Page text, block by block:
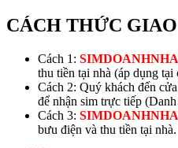
CÁCH THỨC
Cách 1:
thu tiền tại nhà (áp dụng
Cách 2: Quý khách đến
để nhận sim trực tiếp
Cách 3:
bưu điện và thu tiền tại nhà.